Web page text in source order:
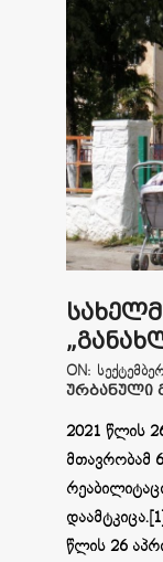
2021-
09-
03
ON:
ᲣᲠᲑᲐᲜᲣᲚᲘ
2021 წლის
მთავრობამ
წლის 26